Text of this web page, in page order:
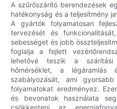
A szűrőszárító berendezések
hatékonyság és a teljesítmény
A gyártók folyamatosan
tervezését és
sebességet és jobb
foglalja a fejlett
lehetővé teszik a
hőmérséklet, a
szabályozását, ami
folyamatokat eredményez.
és bevonatok használata